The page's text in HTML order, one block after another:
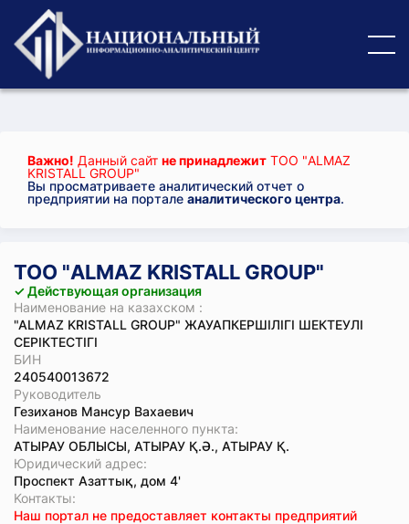
Важно! Данный сайт не принадлежит ТОО "ALMAZ
KRISTALL GROUP"
Вы просматриваете аналитический отчет о
предприятии на портале аналитического центра.
ТОО "ALMAZ KRISTALL GROUP"
✓ Действующая организация
Наименование на казахском :
"ALMAZ KRISTALL GROUP" ЖАУАПКЕРШІЛІГІ ШЕКТЕУЛІ
СЕРІКТЕСТІГІ
БИН
240540013672
Руководитель
Гезиханов Мансур Вахаевич
Наименование населенного пункта:
АТЫРАУ ОБЛЫСЫ, АТЫРАУ Қ.Ә., АТЫРАУ Қ.
Юридический адрес:
Проспект Азаттық, дом 4'
Koнтaкты:
Наш портал не предоставляет контакты предприятий